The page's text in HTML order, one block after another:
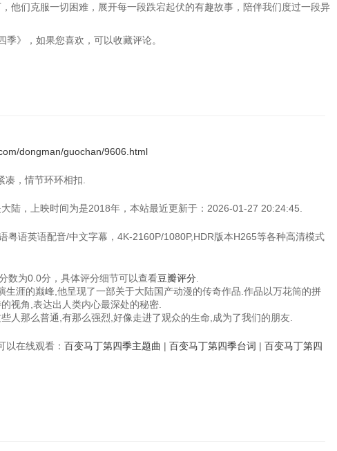
他们克服一切困难，展开每一段跌宕起伏的有趣故事，陪伴我们度过一段异
》，如果您喜欢，可以收藏评论。
dongman/guochan/9606.html
，情节环环相扣.
陆，上映时间为是2018年，本站最近更新于：2026-01-27 20:24:45.
语英语配音/中文字幕，4K-2160P/1080P,HDR版本H265等各种高清模式
数为0.0分，具体评分细节可以查看豆瓣评分
涯的巅峰,他呈现了一部关于大陆国产动漫的传奇作品.作品以万花筒的拼
视角,表达出人类内心最深处的秘密.
人那么普通,有那么强烈,好像走进了观众的生命,成为了我们的朋友.
在线观看： 百变马丁第四季主题曲 | 百变马丁第四季台词 | 百变马丁第四